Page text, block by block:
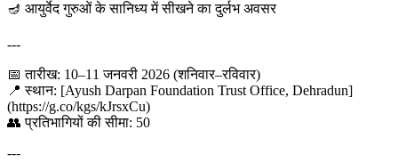
🪔 आयुर्वेद गुरुओं के सानिध्य में सीखने का दुर्लभ अवसर
---
📅 तारीख: 10–11 जनवरी 2026 (शनिवार–रविवार)
📍 स्थान: [Ayush Darpan Foundation Trust Office, Dehradun]
(https://g.co/kgs/kJrsxCu)
👥 प्रतिभागियों की सीमा: 50
---